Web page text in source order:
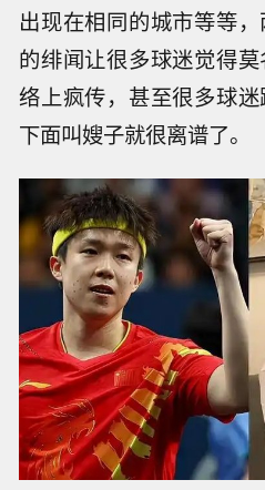
出现在相同的城市等等
的绯闻让很多球迷觉得
络上疯传，甚至很多球
下面叫嫂子就很离谱了。